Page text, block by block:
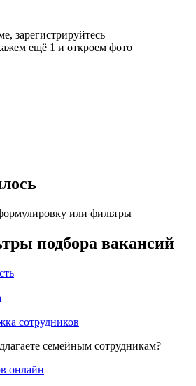
зарегистрируйтесь
ещё 1 и откроем фото
или фильтры
подбора вакансий
сотрудников
семейным сотрудникам?
онлайн